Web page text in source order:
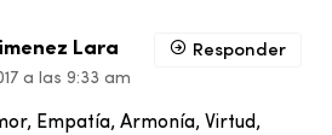
Lara
a las 9:33 am
Empatía, Armonía, Virtud,
Responder